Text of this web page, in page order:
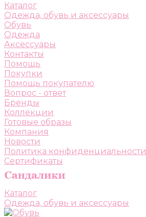
Каталог
Одежда, обувь и аксессуары
Обувь
Одежда
Аксессуары
Контакты
Помощь
Покупки
Помощь покупателю
Вопрос - ответ
Бренды
Коллекции
Готовые образы
Компания
Новости
Политика конфиденциальности
Сертификаты
Каталог
Одежда, обувь и аксессуары